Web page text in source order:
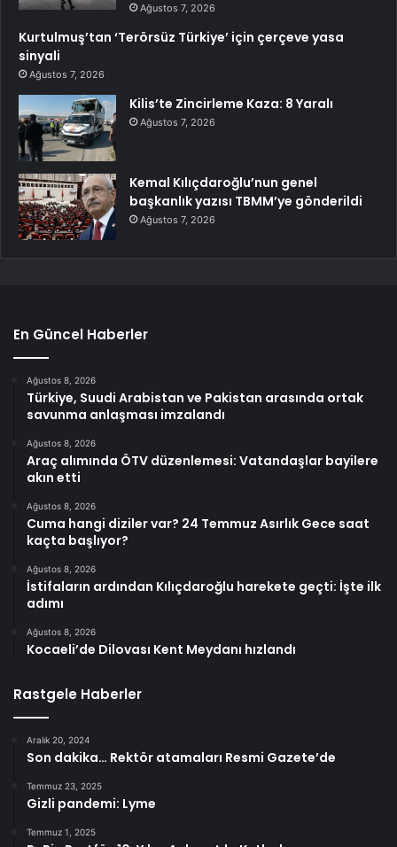
Ağustos 7, 2026
Kurtulmuş’tan ‘Terörsüz Türkiye’ için çerçeve yasa
sinyali
Ağustos 7, 2026
Kilis’te Zincirleme Kaza: 8 Yaralı
Ağustos 7, 2026
Kemal Kılıçdaroğlu’nun genel
başkanlık yazısı TBMM’ye gönderildi
Ağustos 7, 2026
En Güncel Haberler
Ağustos 8, 2026
Türkiye, Suudi Arabistan ve Pakistan arasında ortak
savunma anlaşması imzalandı
Ağustos 8, 2026
Araç alımında ÖTV düzenlemesi: Vatandaşlar bayilere
akın etti
Ağustos 8, 2026
Cuma hangi diziler var? 24 Temmuz Asırlık Gece saat
kaçta başlıyor?
Ağustos 8, 2026
İstifaların ardından Kılıçdaroğlu harekete geçti: İşte ilk
adımı
Ağustos 8, 2026
Kocaeli’de Dilovası Kent Meydanı hızlandı
Rastgele Haberler
Aralık 20, 2024
Son dakika… Rektör atamaları Resmi Gazete’de
Temmuz 23, 2025
Gizli pandemi: Lyme
Temmuz 1, 2025